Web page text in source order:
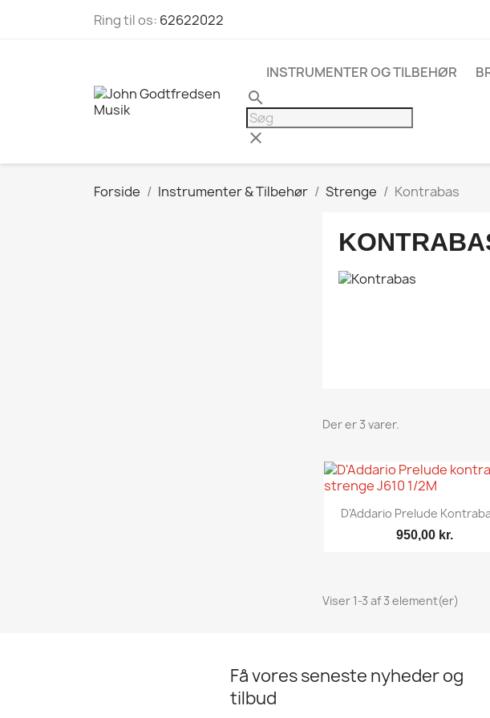
Ring til os: 62622022
INSTRUMENTER OG TILBEHØR
search
clear
Forside Instrumenter & Tilbehør Strenge Kontrabas
Der er 3 varer.
Vis her
D'Addario Prelude
950,00 kr.
Viser 1-3 af 3 element(er)
Få vores seneste nyheder og
tilbud